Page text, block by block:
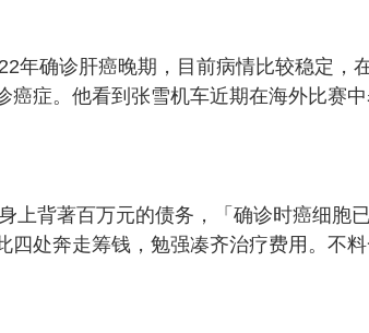
年确诊肝癌晚期，目前病情比较稳定，
癌症。他看到张雪机车近期在海外比赛
上背著百万元的债务，「确诊时癌细胞
四处奔走筹钱，勉强凑齐治疗费用。不